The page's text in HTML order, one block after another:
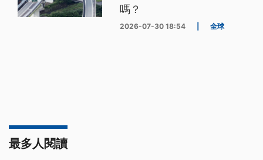
嗎？
2026-07-30 18:54 全球
最多人閱讀